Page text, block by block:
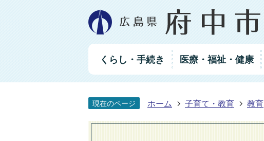
グ
ー
バ
ナ
くらし・手続き 医療・福祉・健康
現在のページ ホーム 子育て・教育 教育